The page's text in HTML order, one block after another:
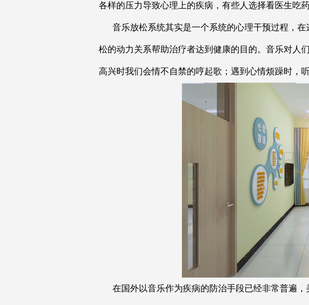
各样的压力导致心理上的疾病，有些人选择看医生吃
音乐放松系统其实是一个系统的心理干预过程，
松的动力关系帮助治疗者达到健康的目的。音乐对人
高兴时我们会情不自禁的哼起歌；遇到心情烦躁时，
在国外以音乐作为疾病的防治手段已经非常普遍